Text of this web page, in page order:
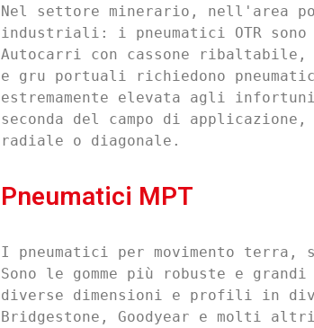
Nel settore minerario, nell'area
industriali: i pneumatici OTR
Autocarri con cassone ribaltabile,
e gru portuali richiedono
estremamente elevata agli
seconda del campo di
radiale o diagonale.
Pneumatici MPT
I pneumatici per movimento
Sono le gomme più robuste e
diverse dimensioni e profili in
Bridgestone, Goodyear e molti